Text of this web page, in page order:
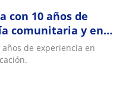
con 10 años de
comunitaria y en
de experiencia en